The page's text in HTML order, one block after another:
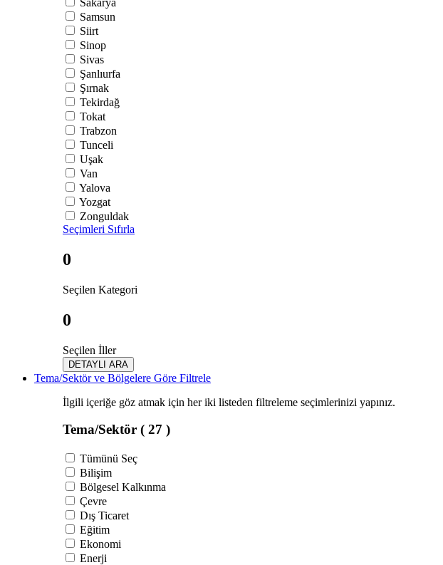
Samsun
Siirt
Sinop
Sivas
Şanlıurfa
Şırnak
Tekirdağ
Tokat
Trabzon
Tunceli
Uşak
Van
Yalova
Yozgat
Zonguldak
Seçimleri Sıfırla
0
Seçilen Kategori
0
Seçilen İller
DETAYLI ARA
Tema/Sektör ve Bölgelere Göre Filtrele
İlgili içeriğe göz atmak için her iki listeden filtreleme seçimlerinizi yapınız.
Tema/Sektör ( 27 )
Tümünü Seç
Bilişim
Bölgesel Kalkınma
Çevre
Dış Ticaret
Eğitim
Ekonomi
Enerji